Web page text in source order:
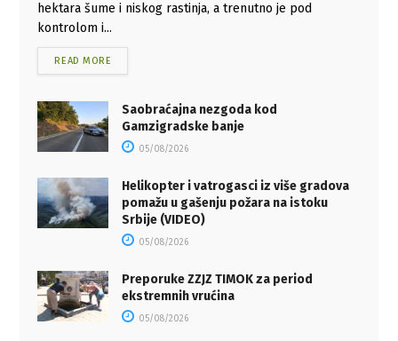
hektara šume i niskog rastinja, a trenutno je pod
kontrolom i...
READ MORE
Saobraćajna nezgoda kod
Gamzigradske banje
05/08/2026
Helikopter i vatrogasci iz više gradova
pomažu u gašenju požara na istoku
Srbije (VIDEO)
05/08/2026
Preporuke ZZJZ TIMOK za period
ekstremnih vrućina
05/08/2026